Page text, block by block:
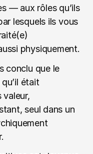
— aux rôles qu’ils
lesquels ils vous
physiquement.
conclu que le
était
valeur,
seul dans un